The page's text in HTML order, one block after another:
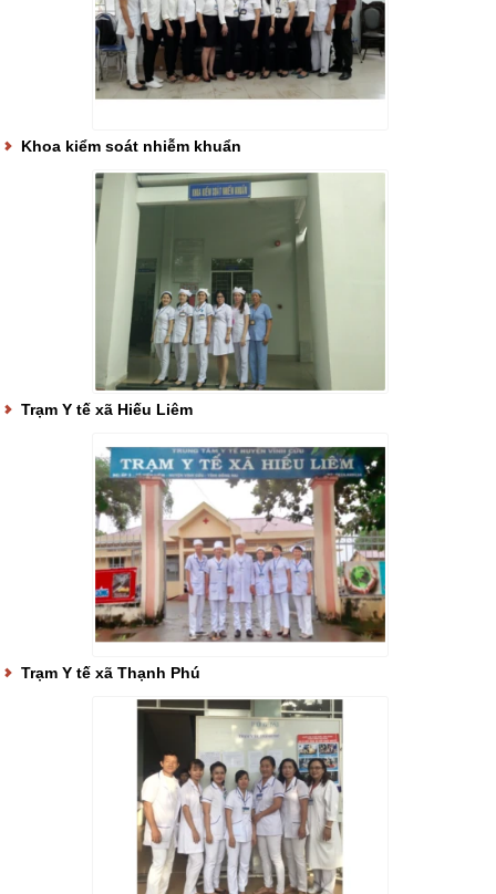
Khoa kiểm soát nhiễm khuẩn
Trạm Y tế xã Hiếu Liêm
Trạm Y tế xã Thạnh Phú